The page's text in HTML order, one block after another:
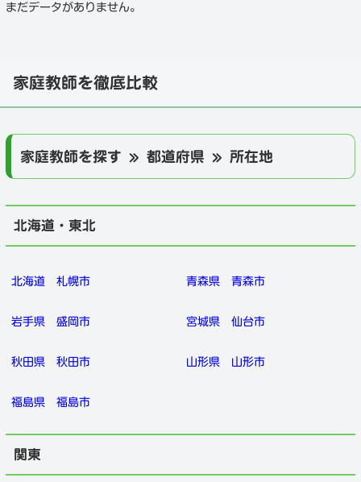
まだデータがありません。
家庭教師を徹底比較
家庭教師を探す » 都道府県 » 所在地
北海道・東北
北海道 札幌市 青森県 青森市
岩手県 盛岡市 宮城県 仙台市
秋田県 秋田市 山形県 山形市
福島県 福島市
関東